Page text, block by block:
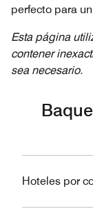
perfecto para
Esta página
contener
sea necesario.
Hoteles por